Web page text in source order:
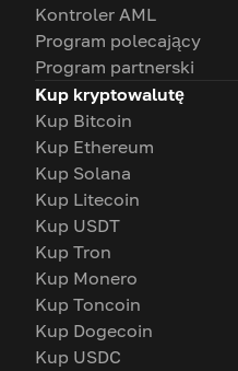
Kontroler AML
Program polecający
Program partnerski
Kup kryptowalutę
Kup Bitcoin
Kup Ethereum
Kup Solana
Kup Litecoin
Kup USDT
Kup Tron
Kup Monero
Kup Toncoin
Kup Dogecoin
Kup USDC